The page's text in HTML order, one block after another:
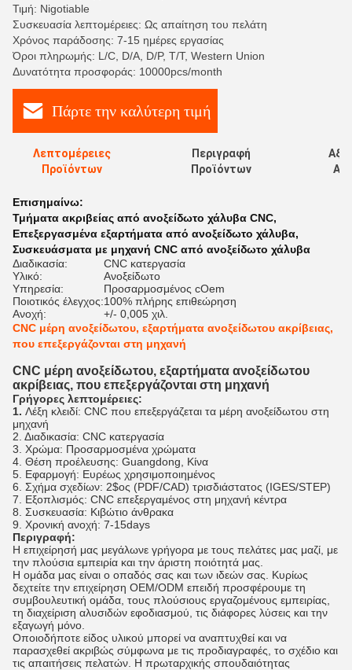
Τιμή: Nigotiable
Συσκευασία λεπτομέρειες: Ως απαίτηση του πελάτη
Χρόνος παράδοσης: 7-15 ημέρες εργασίας
Όροι πληρωμής: L/C, D/A, D/P, T/T, Western Union
Δυνατότητα προσφοράς: 10000pcs/month
Πάρτε την καλύτερη τιμή
Λεπτομέρειες
Προϊόντων
Περιγραφή
Προϊόντων
Επισημαίνω:
Τμήματα ακριβείας από ανοξείδωτο χάλυβα CNC,
Επεξεργασμένα εξαρτήματα από ανοξείδωτο χάλυβα,
Συσκευάσματα με μηχανή CNC από ανοξείδωτο χάλυβα
Διαδικασία:
CNC κατεργασία
Υλικό:
Ανοξείδωτο
Υπηρεσία:
Προσαρμοσμένος cOem
Ποιοτικός έλεγχος:100% πλήρης επιθεώρηση
Ανοχή:
+/- 0,005 χιλ.
CNC μέρη ανοξείδωτου, εξαρτήματα ανοξείδωτου ακρίβειας,
που επεξεργάζονται στη μηχανή
CNC μέρη ανοξείδωτου, εξαρτήματα ανοξείδωτου
ακρίβειας, που επεξεργάζονται στη μηχανή
Γρήγορες λεπτομέρειες:
1. Λέξη κλειδί: CNC που επεξεργάζεται τα μέρη ανοξείδωτου στη
μηχανή
2. Διαδικασία: CNC κατεργασία
3. Χρώμα: Προσαρμοσμένα χρώματα
4. Θέση προέλευσης: Guangdong, Κίνα
5. Εφαρμογή: Ευρέως χρησιμοποιημένος
6. Σχήμα σχεδίων: 2$ος (PDF/CAD) τρισδιάστατος (IGES/STEP)
7. Εξοπλισμός: CNC επεξεργαμένος στη μηχανή κέντρα
8. Συσκευασία: Κιβώτιο άνθρακα
9. Χρονική ανοχή: 7-15days
Περιγραφή:
Η επιχείρησή μας μεγάλωνε γρήγορα με τους πελάτες μας μαζί, με
την πλούσια εμπειρία και την άριστη ποιότητά μας.
Η ομάδα μας είναι ο οπαδός σας και των ιδεών σας. Κυρίως
δεχτείτε την επιχείρηση OEM/ODM επειδή προσφέρουμε τη
συμβουλευτική ομάδα, τους πλούσιους εργαζομένους εμπειρίας,
τη διαχείριση αλυσιδών εφοδιασμού, τις διάφορες λύσεις και την
εξαγωγή μόνο.
Οποιοδήποτε είδος υλικού μπορεί να αναπτυχθεί και να
παρασχεθεί ακριβώς σύμφωνα με τις προδιαγραφές, το σχέδιο και
τις απαιτήσεις πελατών. Η πρωταρχικής σπουδαιότητας